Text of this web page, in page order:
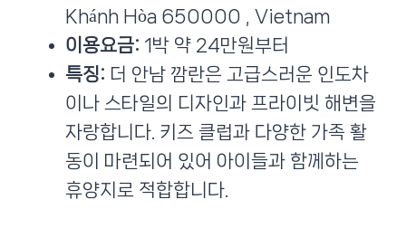
Khánh Hòa 650000 , Vietnam
이용요금: 1박 약 24만원부터
특징: 더 안남 깜란은 고급스러운 인도차
이나 스타일의 디자인과 프라이빗 해변을
자랑합니다. 키즈 클럽과 다양한 가족 활
동이 마련되어 있어 아이들과 함께하는
휴양지로 적합합니다​.